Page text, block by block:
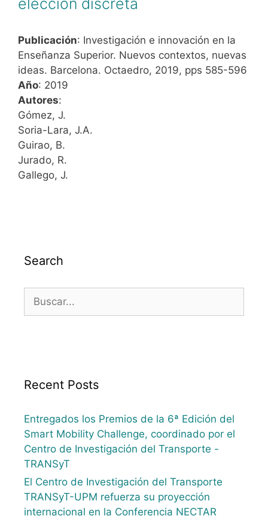
Publicación: Investigación e innovación en la
Enseñanza Superior. Nuevos contextos, nuevas
ideas. Barcelona. Octaedro, 2019, pps 585-596
Año: 2019
Autores:
Gómez, J.
Soria-Lara, J.A.
Guirao, B.
Jurado, R.
Gallego, J.
Search
Recent Posts
Entregados los Premios de la 6ª Edición del
Smart Mobility Challenge, coordinado por el
Centro de Investigación del Transporte -
TRANSyT
El Centro de Investigación del Transporte
TRANSyT-UPM refuerza su proyección
internacional en la Conferencia NECTAR